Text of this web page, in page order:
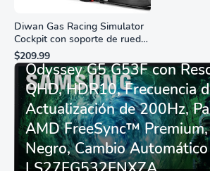
Diwan Gas Racing Simulator
Cockpit con soporte de rueda
de carreras plegable y
asiento - Logitech
G29/920/923/27/25,
Thrustmaster
T248/X/T300RS/T150/458/TX
$209.99
Monitor Gamer SAMSUNG
Odyssey G5 G53F con
QHD, HDR10, Frecuencia
Actualización de 200Hz,
AMD FreeSync™
Negro, Cambio